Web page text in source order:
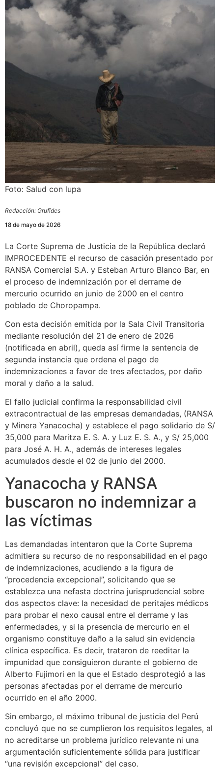
Foto: Salud con lupa
Redacción: Grufides
18 de mayo de 2026
La Corte Suprema de Justicia de la República declaró
IMPROCEDENTE el recurso de casación presentado por
RANSA Comercial S.A. y Esteban Arturo Blanco Bar, en
el proceso de indemnización por el derrame de
mercurio ocurrido en junio de 2000 en el centro
poblado de Choropampa.
Con esta decisión emitida por la Sala Civil Transitoria
mediante resolución del 21 de enero de 2026
(notificada en abril), queda así firme la sentencia de
segunda instancia que ordena el pago de
indemnizaciones a favor de tres afectados, por daño
moral y daño a la salud.
El fallo judicial confirma la responsabilidad civil
extracontractual de las empresas demandadas, (RANSA
y Minera Yanacocha) y establece el pago solidario de S/
35,000 para Maritza E. S. A. y Luz E. S. A., y S/ 25,000
para José A. H. A., además de intereses legales
acumulados desde el 02 de junio del 2000.
Yanacocha y RANSA
buscaron no indemnizar a
las víctimas
Las demandadas intentaron que la Corte Suprema
admitiera su recurso de no responsabilidad en el pago
de indemnizaciones, acudiendo a la figura de
“procedencia excepcional”, solicitando que se
establezca una nefasta doctrina jurisprudencial sobre
dos aspectos clave: la necesidad de peritajes médicos
para probar el nexo causal entre el derrame y las
enfermedades, y si la presencia de mercurio en el
organismo constituye daño a la salud sin evidencia
clínica específica. Es decir, trataron de reeditar la
impunidad que consiguieron durante el gobierno de
Alberto Fujimori en la que el Estado desprotegió a las
personas afectadas por el derrame de mercurio
ocurrido en el año 2000.
Sin embargo, el máximo tribunal de justicia del Perú
concluyó que no se cumplieron los requisitos legales, al
no acreditarse un problema jurídico relevante ni una
argumentación suficientemente sólida para justificar
“una revisión excepcional” del caso.